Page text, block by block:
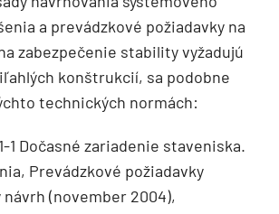
a prevádzkové požiadavky na
zabezpečenie stability vyžadujú
konštrukcií, sa podobne
technických normách:
1 Dočasné zariadenie stave­niska.
Prevádzkové požia­davky
návrh (november 2004),